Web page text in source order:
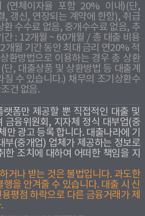
(연체이자율 포함 20% 이내)(단,
, 갱신, 연장되는 계약에 한함), 취급
환 수수료 없음, 중개수수료 없음, 추
간 : 12개월 ~ 60개월 / 총 대출 비용
개월 기간 동안 최대 금리 연20% 적
환방법으로 이용하는 경우 총 상환
, 대출상품 및 상환방법 등 대출계
질 수 있습니다.) 채무의 조기상환수
건 없음.
랫폼만 제공할 뿐 직접적인 대출 및
금융위원회, 지자체 정식 대부업(중
만 광고 등록 합니다. 대출나라에 기
부(중개업) 업체가 제공하는 정보로
한 조치에 대하여 어떠한 책임을 지
거나 받는 것은 불법입니다. 과도한
행을 안겨줄 수 있습니다. 대출 시 신
평점 하락으로 다른 금융거래가 제